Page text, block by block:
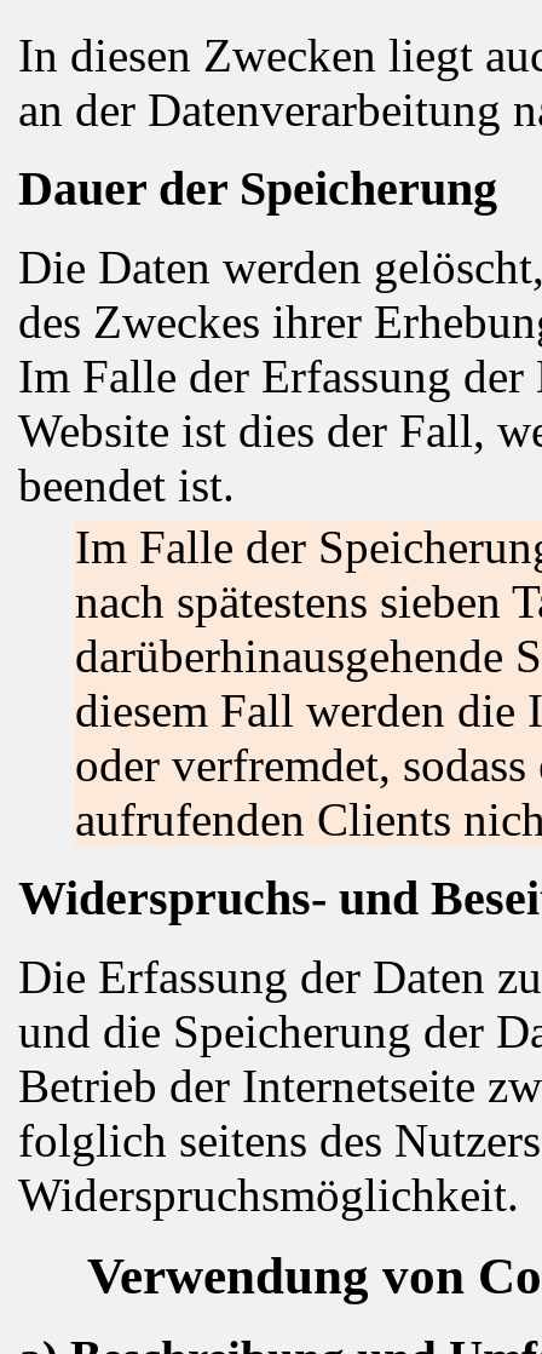
In diesen Zwecken liegt
an der Datenverarbeitung
Dauer der Speicherung
Die Daten werden
des Zweckes ihrer
Im Falle der Erfassung
Website ist dies der Fall,
beendet ist.
Im Falle der
nach spätestens sieben
darüberhinausgehende
diesem Fall werden die
oder verfremdet,
aufrufenden Clients
Widerspruchs- und
Die Erfassung der Daten
und die Speicherung der
Betrieb der Internetseite
folglich seitens des
Widerspruchsmöglichkeit.
Verwendung von